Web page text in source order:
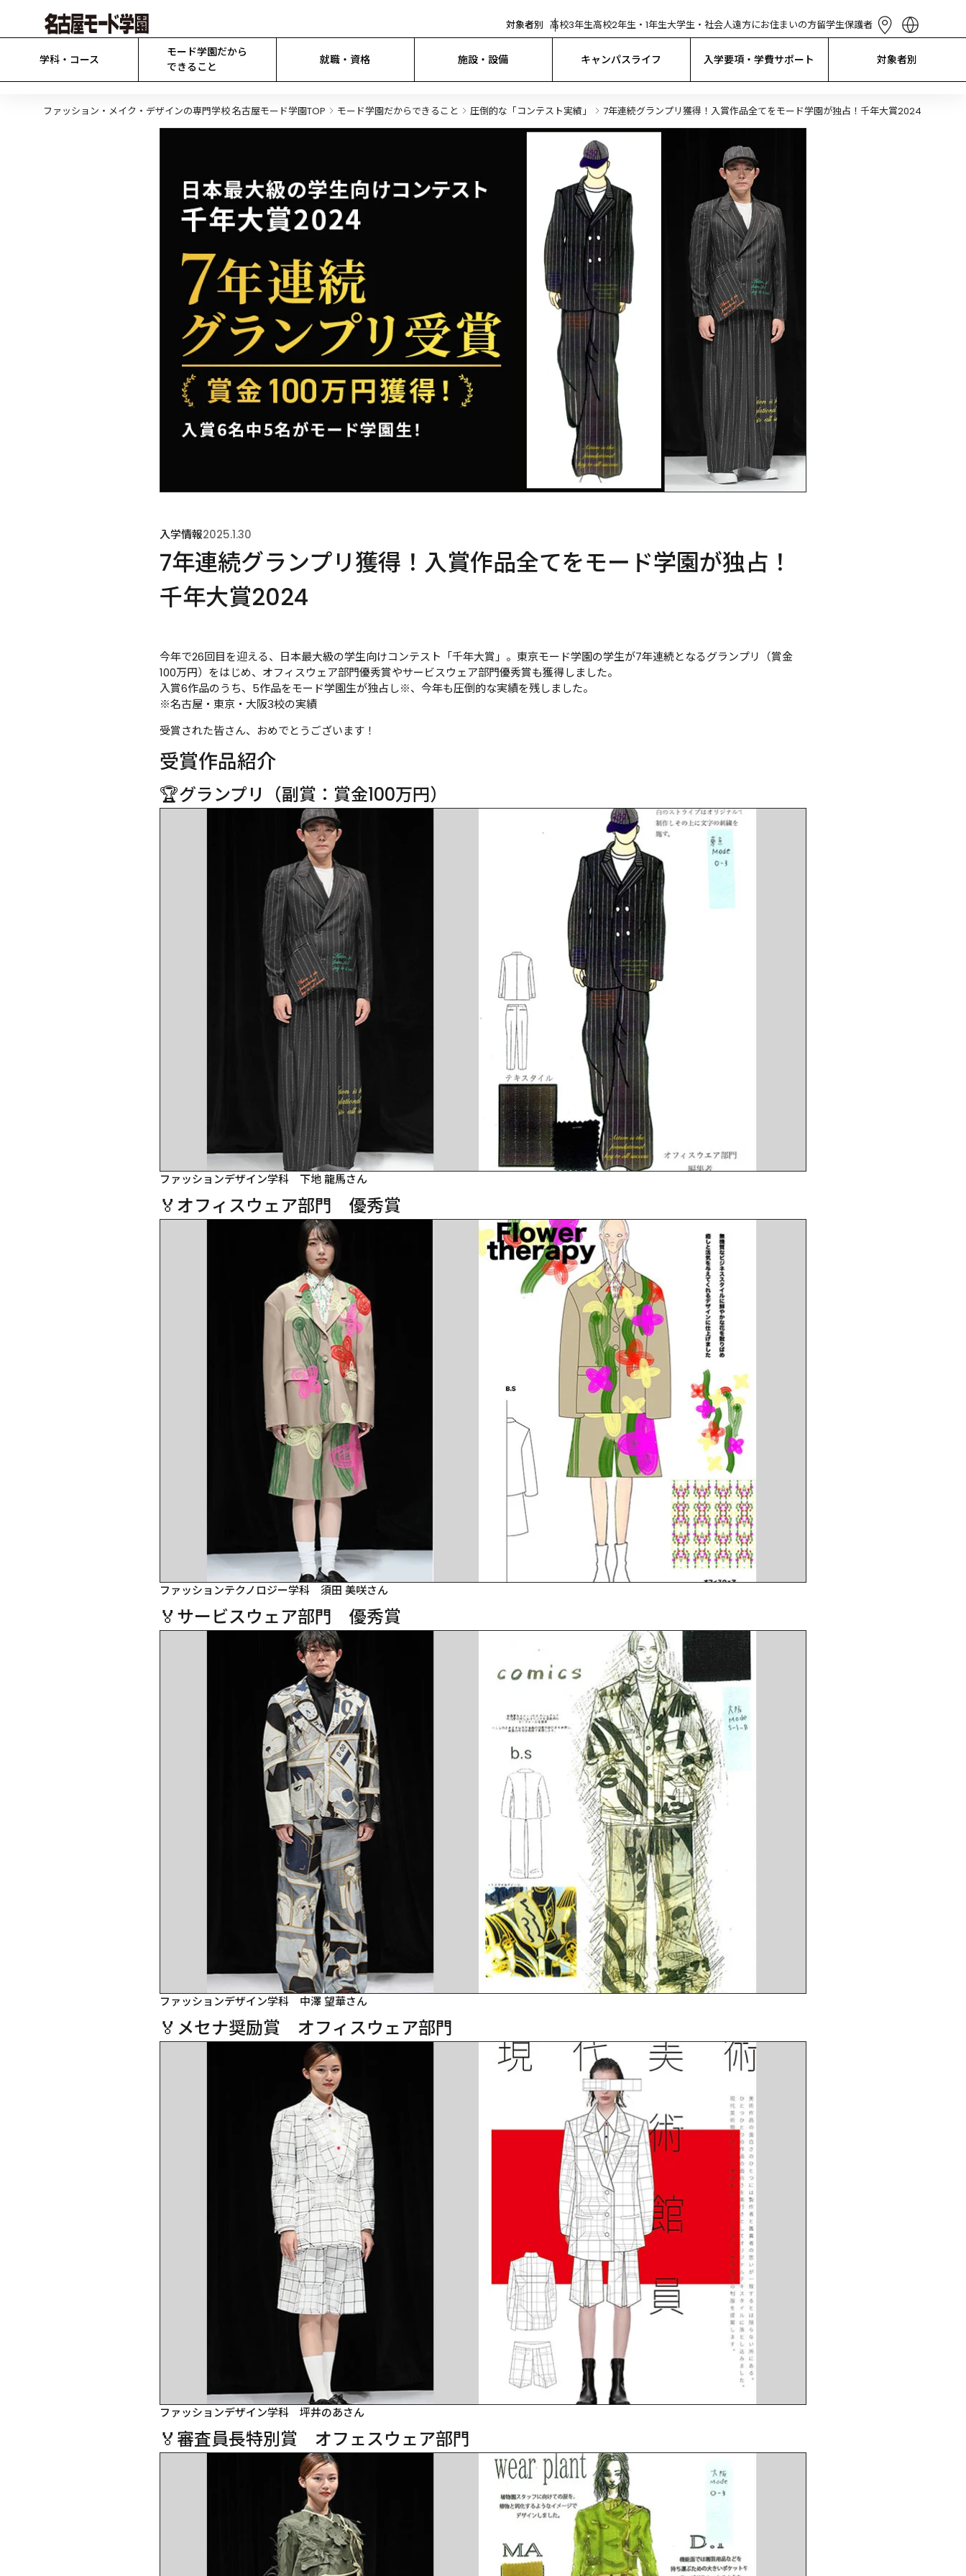
対象者別 高校3年生高校2年生・1年生大学生・社会人遠方にお住まいの方留学生保護者
简体中文
Tiếng Việt
Bahasa
学科・コース
モード学園だから
できること
就職・資格 施設・設備 キャンパスライフ 入学要項・学費サポート 対象者別
ファッション・メイク・デザインの専門学校 名古屋モード学園TOP モード学園だからできること 圧倒的な「コンテスト実績」 7年連続グランプリ獲得！入賞作品全てをモード学園が独占！千年大賞2024
入学情報2025.1.30
7年連続グランプリ獲得！入賞作品全てをモード学園が独占！
千年大賞2024
今年で26回目を迎える、日本最大級の学生向けコンテスト「千年大賞」。東京モード学園の学生が7年連続となるグランプリ（賞金
100万円）をはじめ、オフィスウェア部門優秀賞やサービスウェア部門優秀賞も獲得しました。
入賞6作品のうち、5作品をモード学園生が独占し※、今年も圧倒的な実績を残しました。
※名古屋・東京・大阪3校の実績
受賞された皆さん、おめでとうございます！
受賞作品紹介
🏆グランプリ（副賞：賞金100万円）
ファッションデザイン学科　下地 龍馬さん
🏅オフィスウェア部門　優秀賞
ファッションテクノロジー学科　須田 美咲さん
🏅サービスウェア部門　優秀賞
ファッションデザイン学科　中澤 望華さん
🏅メセナ奨励賞　オフィスウェア部門
ファッションデザイン学科　坪井のあさん
🏅審査員長特別賞　オフェスウェア部門